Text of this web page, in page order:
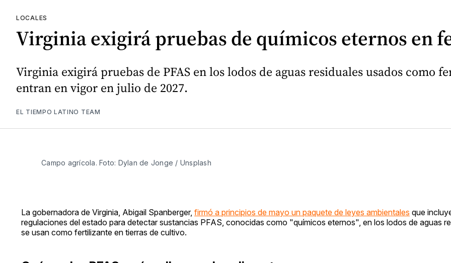
LOCALES
Virginia exigirá pruebas de químicos eternos en
Virginia exigirá pruebas de PFAS en los lodos de aguas residuales usados como
entran en vigor en julio de 2027.
EL TIEMPO LATINO TEAM
Campo agrícola. Foto: Dylan de Jonge / Unsplash
La gobernadora de Virginia, Abigail Spanberger, firmó a principios de mayo un paquete de leyes ambientales que
regulaciones del estado para detectar sustancias PFAS, conocidas como "químicos eternos", en los lodos de aguas
se usan como fertilizante en tierras de cultivo.